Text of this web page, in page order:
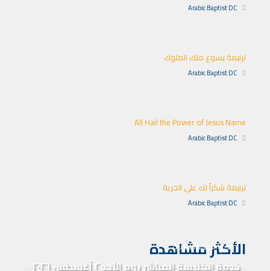
Arabic Baptist DC
ترنيمة يسوع ملك الملوك
Arabic Baptist DC
All Hail the Power of Jesus Name
Arabic Baptist DC
ترنيمة شكراً لك علي الحرية
Arabic Baptist DC
الأكثر مشاهدة
خدمة الكنيسة المباشرة
خدمة الكنيسة المباشر يوم الأحد ٢ أغسطس ٢٠٢٦